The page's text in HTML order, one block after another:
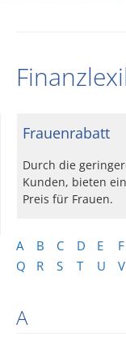
A B C D E F
Q
R S T U V
A
Frauenrabatt
Durch die
Kunden, bieten
Preis für Frauen.